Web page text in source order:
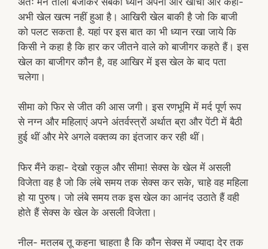
अभी खेल खत्म नहीं हुआ है। आखिरी खेल बाकी है जो कि बाजी
को पलट सकता है. यहां पर इस बात का भी ध्यान रखा जाये कि
किसी ने कहा है कि हार कर जीतने वाले को बाजीगर कहते हैं। इस
खेल का बाजीगर कौन है, वह आखिर में इस खेल के बाद पता
चलेगा।
सीमा को फिर से जीत की आस जगी। इस रणभूमि में मर्द पूर्ण रूप
से नग्न और महिलाएं अपने अंतर्वस्त्रों अर्थात ब्रा और पेंटी में बैठी
हुई थीं और मेरे अगले वक्तव्य का इंतजार कर रही थीं।
फिर मैंने कहा- देखो रकुल और सीमा! सेक्स के खेल में असली
विजेता वह है जो कि लंबे समय तक सेक्स कर सके, चाहे वह महिला
हो या पुरुष। जो लंबे समय तक इस खेल का आनंद उठाते हैं वही
होते हैं सेक्स के खेल के असली विजेता।
नील- मतलब तू कहना चाहता है कि कौन सेक्स में ज्यादा देर तक